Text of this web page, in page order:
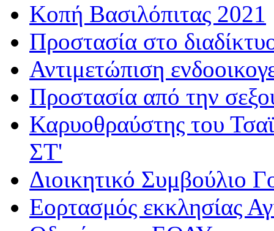
Κοπή Βασιλόπιτας 2021
Προστασία στο
Αντιμετώπιση
Προστασία από την
Καρυοθραύστης του
ΣΤ'
Διοικητικό Συμβούλιο
Εορτασμός εκκλησίας